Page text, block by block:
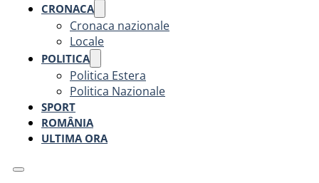
CRONACA
Cronaca nazionale
Locale
POLITICA
Politica Estera
Politica Nazionale
SPORT
ROMÂNIA
ULTIMA ORA